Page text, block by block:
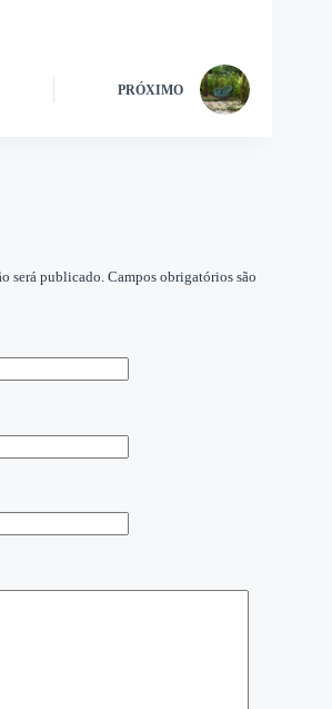
PRÓXIMO
será publicado. Campos obrigatórios são